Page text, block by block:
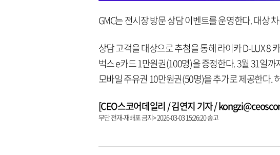
GMC는 전시장 방문 상담 이벤트를 운영한다. 대상
상담 고객을 대상으로 추첨을 통해 라이카 D-LUX 8
벅스 e카드 1만원권(100명)을 증정한다. 3월 31일
모바일 주유권 10만원권(50명)을 추가로 제공한다.
[CEO스코어데일리 / 김연지 기자 /
무단 전재-재배포 금지> 2026-03-03 15:26:20 송고